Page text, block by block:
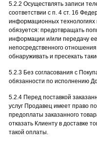
5.2.2 Осуществлять записи
соответствии с п. 4 ст. 16
информационных
обязуется: предотвращать
информации и/или передачу
непосредственного
обнаруживать и пресекать
5.2.3 Без согласования с
обязанности по исполнению
5.2.4 Перед поставкой
услуг Продавец имеет право
предоплаты заказанного
отказать Клиенту в доставке
такой оплаты.